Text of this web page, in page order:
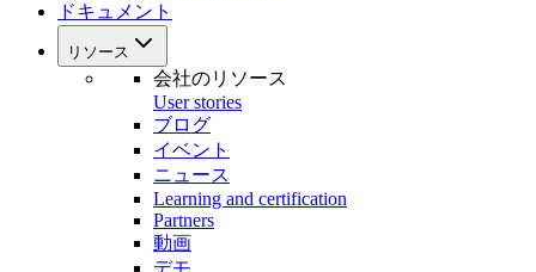
ドキュメント
リソース
会社のリソース
User stories
ブログ
イベント
ニュース
Learning and certification
Partners
動画
デモ